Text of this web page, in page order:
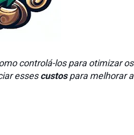
controlá-los para otimizar os
essescustospara melhorar a